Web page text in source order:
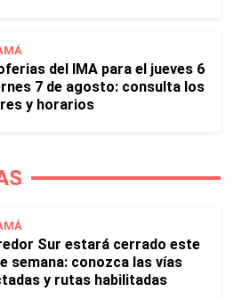
del IMA para el jueves 6
7 de agosto: consulta los
y horarios
Sur estará cerrado este
semana: conozca las vías
y rutas habilitadas